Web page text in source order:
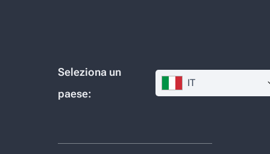
Seleziona un
paese:
IT